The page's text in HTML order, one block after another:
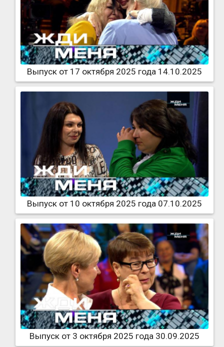
Выпуск от 17 октября 2025 года 14.10.2025
Выпуск от 10 октября 2025 года 07.10.2025
Выпуск от 3 октября 2025 года 30.09.2025